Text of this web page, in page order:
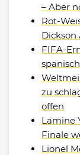
– Aber
Rot-
FIFA-
zu
offen
Lamine
Finale
Lionel